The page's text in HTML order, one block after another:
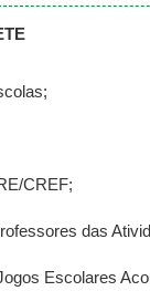
CREF;
das
Escolares